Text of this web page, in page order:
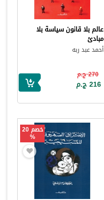
عالم بلا قانون سياسة بلا
مبادئ
أحمد عبد ربه
270 ج.م
216 ج.م
خصم 20
%